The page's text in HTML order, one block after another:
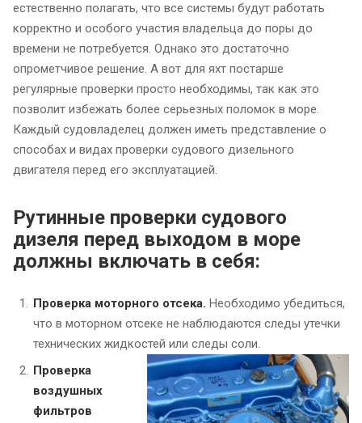
естественно полагать, что все системы будут работать
корректно и особого участия владельца до поры до
времени не потребуется. Однако это достаточно
опрометчивое решение. А вот для яхт постарше
регулярные проверки просто необходимы, так как это
позволит избежать более серьезных поломок в море.
Каждый судовладелец должен иметь представление о
способах и видах проверки судового дизельного
двигателя перед его эксплуатацией.
Рутинные проверки судового
дизеля перед выходом в море
должны включать в себя:
Проверка моторного отсека. Необходимо убедиться,
что в моторном отсеке не наблюдаются следы утечки
технических жидкостей или следы соли.
Проверка
воздушных
фильтров